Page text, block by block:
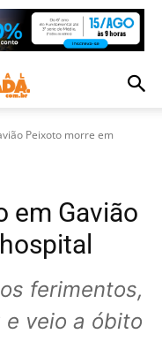
Peixoto morre em
em Gavião
ferimentos,
e veio a óbito